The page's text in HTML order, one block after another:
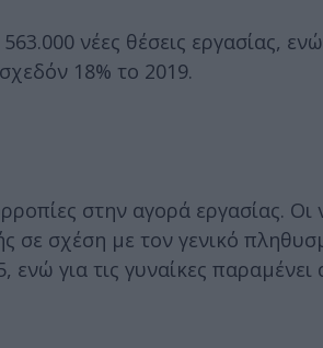
νέες θέσεις εργασίας,
18% το 2019.
στην αγορά εργασίας. Οι
σε σχέση με τον γενικό
για τις γυναίκες παραμένει